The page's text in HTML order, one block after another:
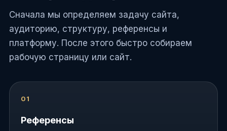
Сначала мы определяем задачу сайта,
аудиторию, структуру, референсы и
платформу. После этого быстро собираем
рабочую страницу или сайт.
Референсы